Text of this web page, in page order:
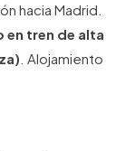
hacia Madrid.
en tren de alta
. Alojamiento